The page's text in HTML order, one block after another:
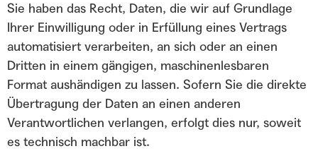
Sie haben das Recht, Daten, die wir auf Grundlage
Ihrer Einwilligung oder in Erfüllung eines Vertrags
automatisiert verarbeiten, an sich oder an einen
Dritten in einem gängigen, maschinenlesbaren
Format aushändigen zu lassen. Sofern Sie die direkte
Übertragung der Daten an einen anderen
Verantwortlichen verlangen, erfolgt dies nur, soweit
es technisch machbar ist.